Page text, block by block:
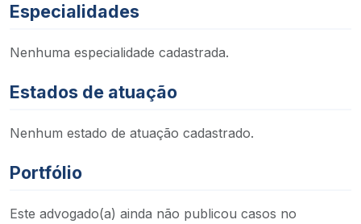
Especialidades
Nenhuma especialidade cadastrada.
Estados de atuação
Nenhum estado de atuação cadastrado.
Portfólio
Este advogado(a) ainda não publicou casos no